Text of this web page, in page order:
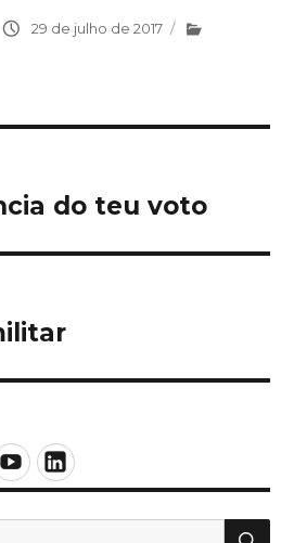
Publicado
29 de julho de 2017
Categorias
do teu voto
YouTubeLinkedIn